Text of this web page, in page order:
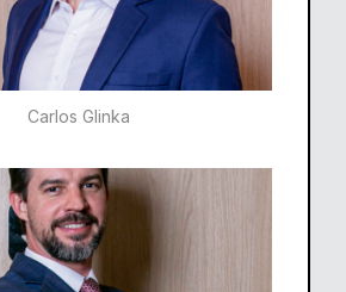
Carlos Glinka